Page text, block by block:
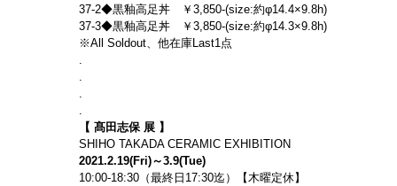
37-2◆黒釉高足丼　￥3,850-(size:約φ14.4×9.8h)
37-3◆黒釉高足丼　￥3,850-(size:約φ14.3×9.8h)
※All Soldout、他在庫Last1点
.
.
.
.
【 髙田志保 展 】
SHIHO TAKADA CERAMIC EXHIBITION
2021.2.19(Fri)～3.9(Tue)
10:00-18:30（最終日17:30迄）【木曜定休】